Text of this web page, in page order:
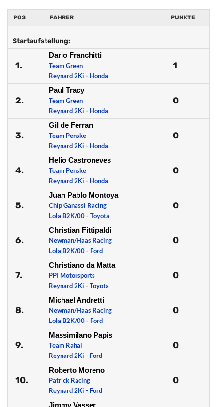
POS FAHRER PUNKTE
Startaufstellung:
1.
Dario Franchitti
Team Green
Reynard 2Ki - Honda
1
2.
Paul Tracy
Team Green
Reynard 2Ki - Honda
0
3.
Gil de Ferran
Team Penske
Reynard 2Ki - Honda
0
4.
Helio Castroneves
Team Penske
Reynard 2Ki - Honda
0
5.
Juan Pablo Montoya
Chip Ganassi Racing
Lola B2K/00 - Toyota
0
6.
Christian Fittipaldi
Newman/Haas Racing
Lola B2K/00 - Ford
0
7.
Christiano da Matta
PPI Motorsports
Reynard 2Ki - Toyota
0
8.
Michael Andretti
Newman/Haas Racing
Lola B2K/00 - Ford
0
9.
Massimilano Papis
Team Rahal
Reynard 2Ki - Ford
0
10.
Roberto Moreno
Patrick Racing
Reynard 2Ki - Ford
0
Jimmy Vasser